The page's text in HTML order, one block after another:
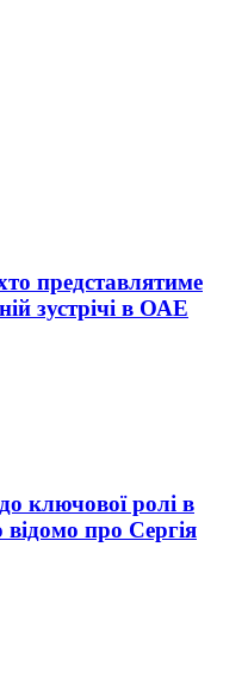
представлятиме
зустрічі в ОАЕ
ключової ролі в
про Сергія